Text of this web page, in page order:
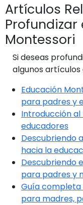
Artículos
Profundizar
Montessori
Si deseas
algunos artículos
Educación
para padres y
Introducción
educadores
Descubriendo
hacia la
Descubriendo
para padres y
Guía completa
para madres,